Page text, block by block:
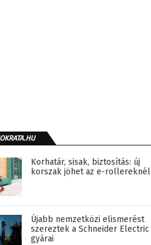
Korhatár, sisak, biztosítás: új
korszak jöhet az e-rollereknél
Újabb nemzetközi elismerést
szereztek a Schneider Electric
gyárai